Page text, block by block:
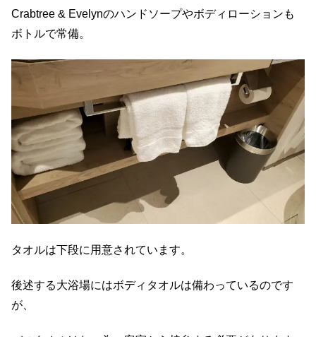
Crabtree & Evelynのハンドソープやボディローションも
ボトルで常備。
タオルは下段に用意されています。
後述する大浴場にはボディタオルは備わっているのです
が、